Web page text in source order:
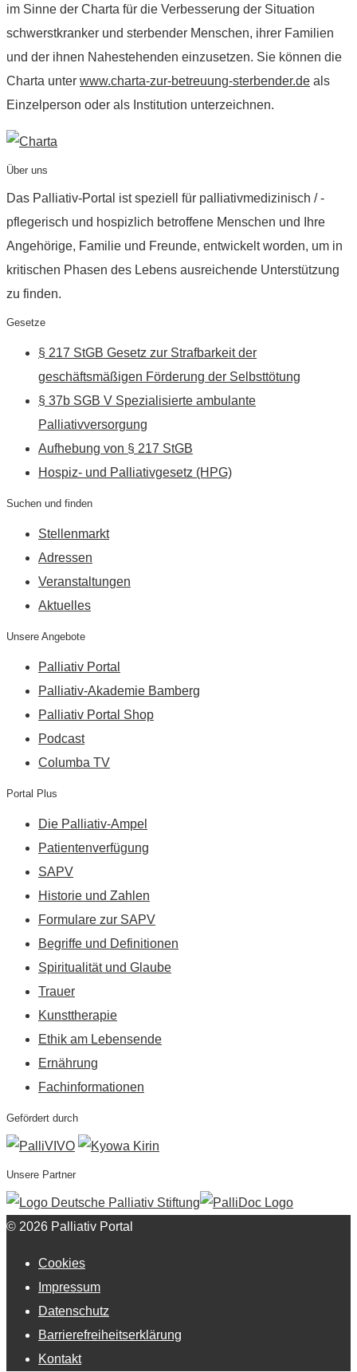
im Sinne der Charta für die Verbesserung der Situation
schwerstkranker und sterbender Menschen, ihrer Familien
und der ihnen Nahestehenden einzusetzen. Sie können die
Charta unter www.charta-zur-betreuung-sterbender.de als
Einzelperson oder als Institution unterzeichnen.
Über uns
Das Palliativ-Portal ist speziell für palliativmedizinisch / -
pflegerisch und hospizlich betroffene Menschen und Ihre
Angehörige, Familie und Freunde, entwickelt worden, um in
kritischen Phasen des Lebens ausreichende Unterstützung
zu finden.
Gesetze
§ 217 StGB Gesetz zur Strafbarkeit der
geschäftsmäßigen Förderung der Selbsttötung
§ 37b SGB V Spezialisierte ambulante
Palliativversorgung
Aufhebung von § 217 StGB
Hospiz- und Palliativgesetz (HPG)
Suchen und finden
Stellenmarkt
Adressen
Veranstaltungen
Aktuelles
Unsere Angebote
Palliativ Portal
Palliativ-Akademie Bamberg
Palliativ Portal Shop
Podcast
Columba TV
Portal Plus
Die Palliativ-Ampel
Patientenverfügung
SAPV
Historie und Zahlen
Formulare zur SAPV
Begriffe und Definitionen
Spiritualität und Glaube
Trauer
Kunsttherapie
Ethik am Lebensende
Ernährung
Fachinformationen
Gefördert durch
Unsere Partner
© 2026 Palliativ Portal
Cookies
Impressum
Datenschutz
Barrierefreiheitserklärung
Kontakt